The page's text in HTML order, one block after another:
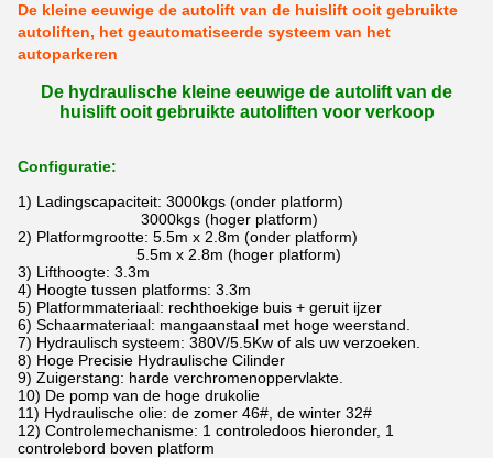
De kleine eeuwige de autolift van de huislift ooit gebruikte
autoliften, het geautomatiseerde systeem van het
autoparkeren
De hydraulische kleine eeuwige de autolift van de
huislift ooit gebruikte autoliften voor verkoop
Configuratie:
1) Ladingscapaciteit: 3000kgs (onder platform)
3000kgs (hoger platform)
2) Platformgrootte: 5.5m x 2.8m (onder platform)
5.5m x 2.8m (hoger platform)
3) Lifthoogte: 3.3m
4) Hoogte tussen platforms: 3.3m
5) Platformmateriaal: rechthoekige buis + geruit ijzer
6) Schaarmateriaal: mangaanstaal met hoge weerstand.
7) Hydraulisch systeem: 380V/5.5Kw of als uw verzoeken.
8) Hoge Precisie Hydraulische Cilinder
9) Zuigerstang: harde verchromenoppervlakte.
10) De pomp van de hoge drukolie
11) Hydraulische olie: de zomer 46#, de winter 32#
12) Controlemechanisme: 1 controledoos hieronder, 1
controlebord boven platform